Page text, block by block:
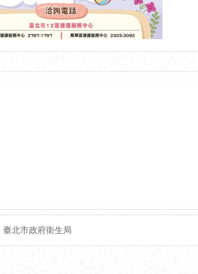
臺北市政府衛生局